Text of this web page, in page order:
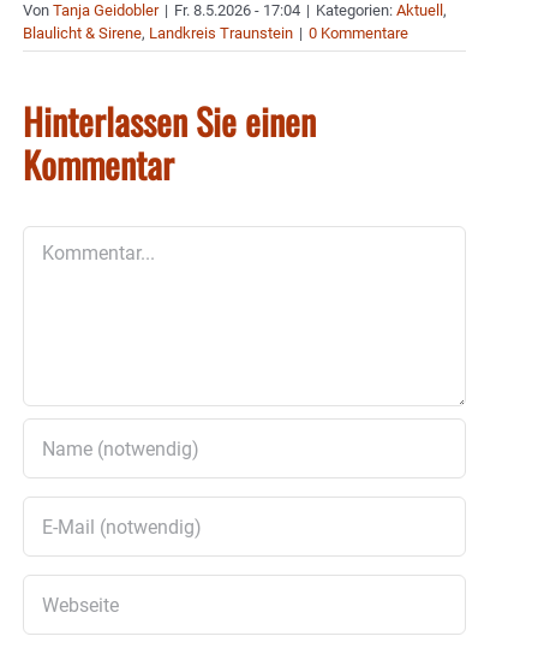
Von Tanja Geidobler | Fr. 8.5.2026 - 17:04 | Kategorien: Aktuell ,
Blaulicht & Sirene, Landkreis Traunstein | 0 Kommentare
Hinterlassen Sie einen
Kommentar